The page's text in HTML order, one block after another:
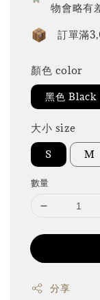
物會略有
訂單滿
顏色 color
黑色 Black
大小 size
S M
數量
分享